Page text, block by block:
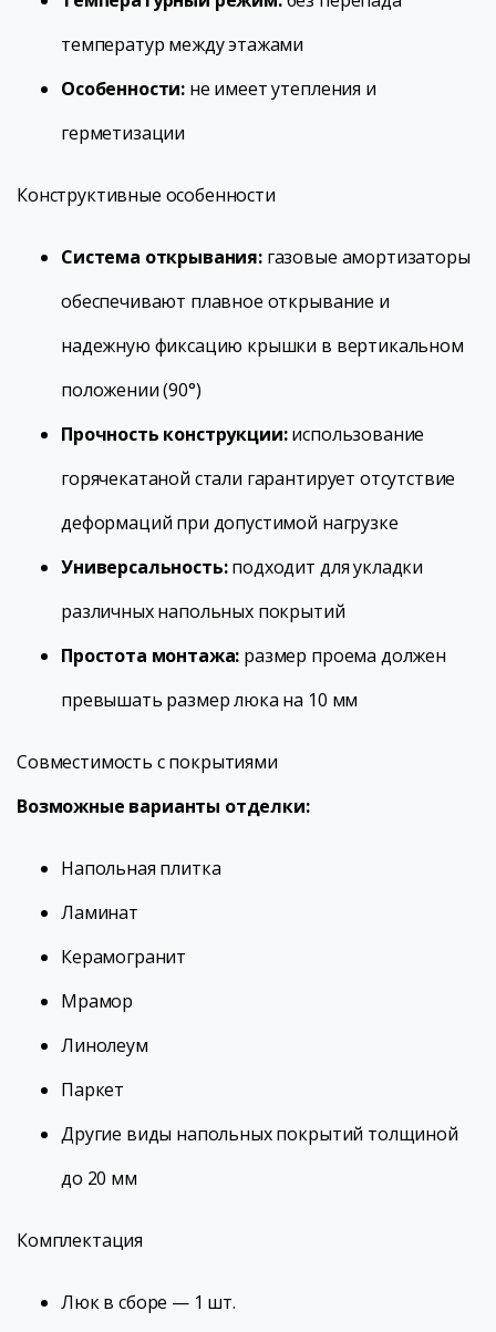
температур между этажами
Особенности: не имеет утепления и
герметизации
Конструктивные особенности
Система открывания:газовые амортизаторы
обеспечивают плавное открывание и
надежную фиксацию крышки в вертикальном
положении (90°)
Прочность конструкции:использование
горячекатаной стали гарантирует отсутствие
деформаций при допустимой нагрузке
Универсальность:подходит для укладки
различных напольных покрытий
Простота монтажа: размер проема должен
превышать размер люка на 10 мм
Совместимость с покрытиями
Возможные варианты отделки:
Напольная плитка
Ламинат
Керамогранит
Мрамор
Линолеум
Паркет
Другие виды напольных покрытий толщиной
до 20 мм
Комплектация
Люк в сборе — 1 шт.